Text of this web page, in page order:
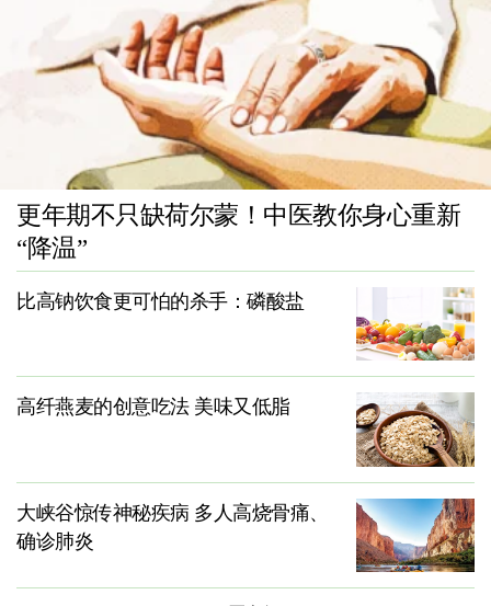
更年期不只缺荷尔蒙！中医教你身心重新
“降温”
比高钠饮食更可怕的杀手：磷酸盐
高纤燕麦的创意吃法 美味又低脂
大峡谷惊传神秘疾病 多人高烧骨痛、
确诊肺炎